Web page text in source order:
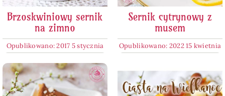
Brzoskwiniowy sernik
na zimno
Opublikowano: 2017 5 stycznia
Sernik cytrynowy z
musem
Opublikowano: 2022 15 kwietnia